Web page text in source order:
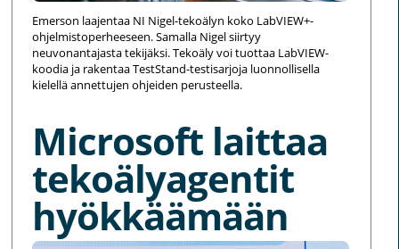
Emerson laajentaa NI Nigel-tekoälyn koko LabVIEW+-
ohjelmistoperheeseen. Samalla Nigel siirtyy
neuvonantajasta tekijäksi. Tekoäly voi tuottaa LabVIEW-
koodia ja rakentaa TestStand-testisarjoja luonnollisella
kielellä annettujen ohjeiden perusteella.
Microsoft laittaa
tekoälyagentit
hyökkäämään